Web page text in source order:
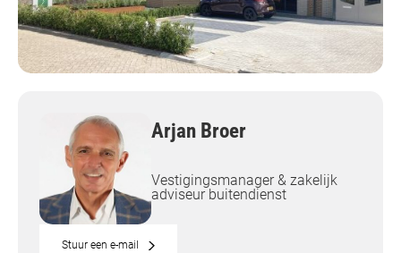
Arjan Broer
Vestigingsmanager & zakelijk
adviseur buitendienst
Stuur een e-mail